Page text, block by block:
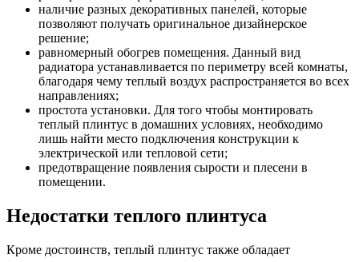
наличие разных декоративных панелей, которые
позволяют получать оригинальное дизайнерское
решение;
равномерный обогрев помещения. Данный вид
радиатора устанавливается по периметру всей комнаты,
благодаря чему теплый воздух распространяется во всех
направлениях;
простота установки. Для того чтобы монтировать
теплый плинтус в домашних условиях, необходимо
лишь найти место подключения конструкции к
электрической или тепловой сети;
предотвращение появления сырости и плесени в
помещении.
Недостатки теплого плинтуса
Кроме достоинств, теплый плинтус также обладает